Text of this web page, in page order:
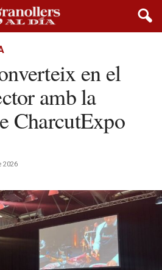
en el
amb la
CharcutExpo
2026